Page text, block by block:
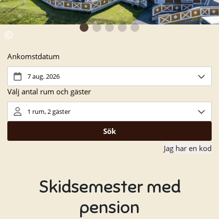
Skidsemester med
pension